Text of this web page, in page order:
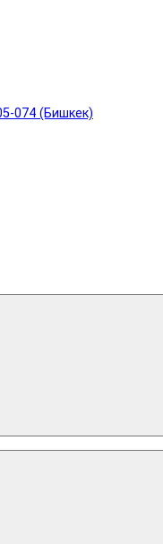
074 (Бишкек)